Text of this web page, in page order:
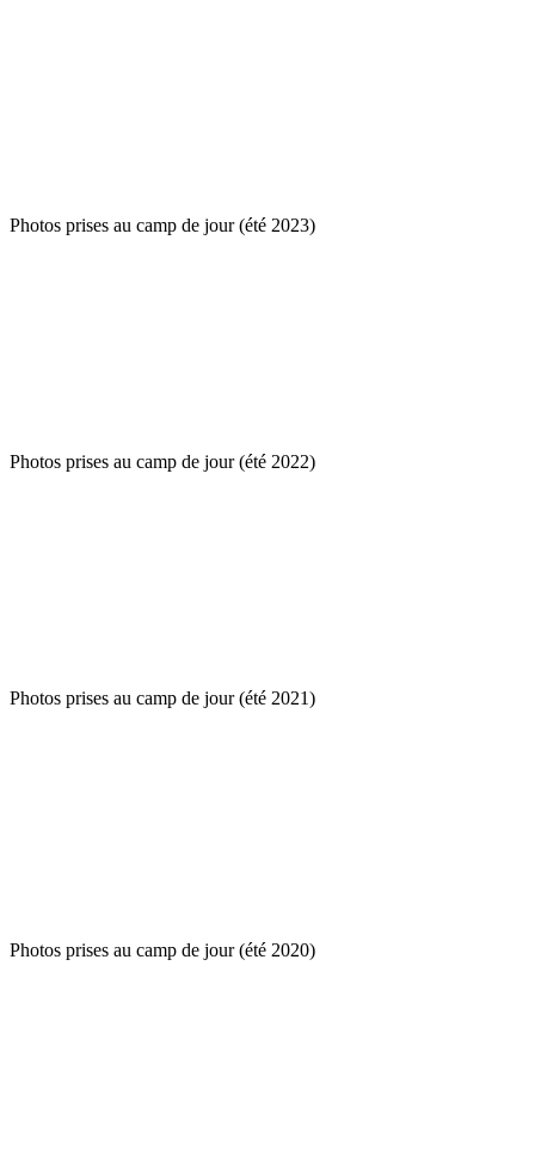
Photos prises au camp de jour (été 2023)
Photos prises au camp de jour (été 2022)
Photos prises au camp de jour (été 2021)
Photos prises au camp de jour (été 2020)